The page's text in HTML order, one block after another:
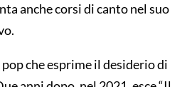
anche corsi di canto nel suo
che esprime il desiderio di